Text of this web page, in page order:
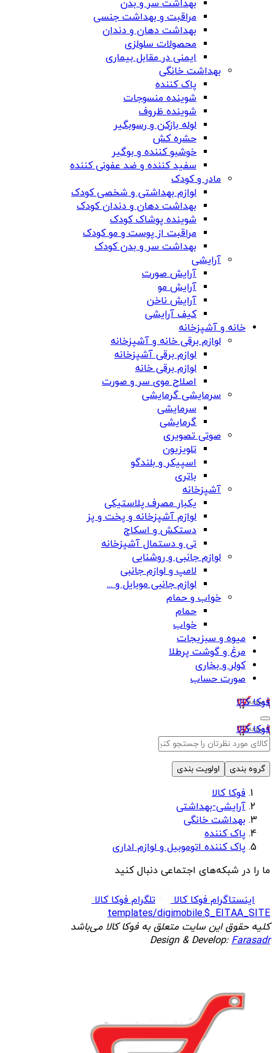
بهداشت سر و بدن
مراقبت و بهداشت جنسی
بهداشت دهان و دندان
محصولات سلولزی
ایمنی در مقابل بیماری
بهداشت خانگی
پاک کننده
شوینده منسوجات
شوینده ظروف
لوله بازکن و رسوبگیر
حشره کش
خوشبو کننده و بوگیر
سفید کننده و ضد عفونی کننده
مادر و کودک
لوازم بهداشتی و شخصی کودک
بهداشت دهان و دندان کودک
شوینده پوشاک کودک
مراقبت از پوست و مو کودک
بهداشت سر و بدن کودک
آرایشی
آرایش صورت
آرایش مو
آرایش ناخن
کیف آرایشی
خانه و آشپزخانه
لوازم برقی خانه و آشپزخانه
لوازم برقی آشپزخانه
لوازم برقی خانه
اصلاح موی سر و صورت
سرمایشی گرمایشی
سرمایشی
گرمایشی
صوتی تصویری
تلویزیون
اسپیکر و بلندگو
باتری
آشپزخانه
یکبار مصرف پلاستیکی
لوازم آشپزخانه و پخت و پز
دستکش و اسکاج
تی و دستمال آشپزخانه
لوازم جانبی و روشنایی
لامپ و لوازم جانبی
لوازم جانبی موبایل و ...
خواب و حمام
حمام
خواب
میوه و سبزیجات
مرغ و گوشت پرطلا
کولر و بخاری
صورت حساب
فوکا کالا
فوکا کالا
گروه بندی اولویت بندی
فوکا کالا
آرایشی-بهداشتی
بهداشت خانگی
پاک کننده
پاک کننده اتوموبیل و لوازم اداری
ما را در شبکه‌های اجتماعی دنبال کنید
اینستاگرام فوکا کالا
تلگرام فوکا کالا
templates/digimobile.$_EITAA_SITE
کلیه حقوق این سایت متعلق به فوکا کالا می‌باشد
Design & Develop:Farasadr